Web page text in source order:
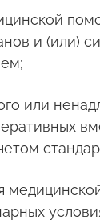
и (или)
или